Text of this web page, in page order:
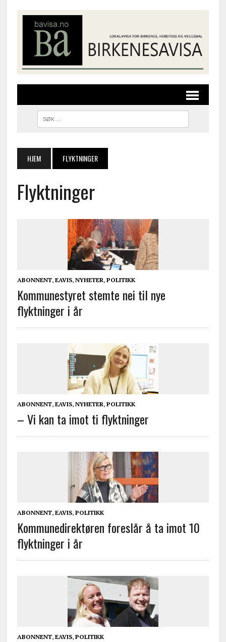
HJEM FLYKTNINGER
Flyktninger
ABONNENT, EAVIS, NYHETER, POLITIKK
Kommunestyret stemte nei til nye
flyktninger i år
ABONNENT, EAVIS, NYHETER, POLITIKK
– Vi kan ta imot ti flyktninger
ABONNENT, EAVIS, POLITIKK
Kommunedirektøren foreslår å ta imot 10
flyktninger i år
ABONNENT, EAVIS, POLITIKK